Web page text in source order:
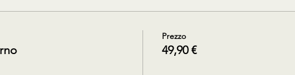
Prezzo
49,90 €